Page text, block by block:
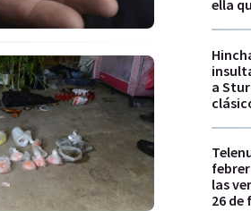
ella
a
las
26 de